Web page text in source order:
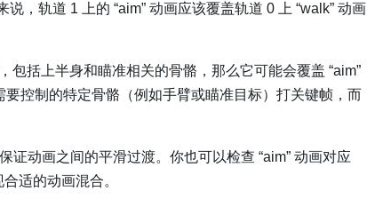
，轨道 1 上的 “aim” 动画应该覆盖轨道 0 上 “walk” 动画
包括上半身和瞄准相关的骨骼，那么它可能会覆盖 “aim”
要控制的特定骨骼（例如手臂或瞄准目标）打关键帧，而
证动画之间的平滑过渡。你也可以检查 “aim” 动画对应
适的动画混合。